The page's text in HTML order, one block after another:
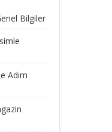
Bilgiler
Adım